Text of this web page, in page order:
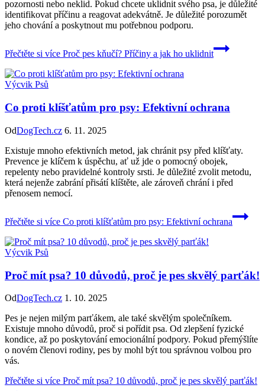
pozornosti nebo neklid. Pokud chcete uklidnit svého psa, je důležité
identifikovat příčinu a reagovat adekvátně. Je důležité porozumět
jeho chování a poskytnout mu potřebnou podporu.
Přečtěte si více Proč pes kňučí? Příčiny a jak ho uklidnit
Výcvik Psů
Co proti klíšťatům pro psy: Efektivní ochrana
OdDogTech.cz 6. 11. 2025
Existuje mnoho efektivních metod, jak chránit psy před klíšťaty.
Prevence je klíčem k úspěchu, ať už jde o pomocný obojek,
repelenty nebo pravidelné kontroly srsti. Je důležité zvolit metodu,
která nejenže zabrání přisátí klíštěte, ale zároveň chrání i před
přenosem nemocí.
Přečtěte si více Co proti klíšťatům pro psy: Efektivní ochrana
Výcvik Psů
Proč mít psa? 10 důvodů, proč je pes skvělý parťák!
OdDogTech.cz 1. 10. 2025
Pes je nejen milým parťákem, ale také skvělým společníkem.
Existuje mnoho důvodů, proč si pořídit psa. Od zlepšení fyzické
kondice, až po poskytování emocionální podpory. Pokud přemýšlíte
o novém členovi rodiny, pes by mohl být tou správnou volbou pro
vás.
Přečtěte si více Proč mít psa? 10 důvodů, proč je pes skvělý parťák!